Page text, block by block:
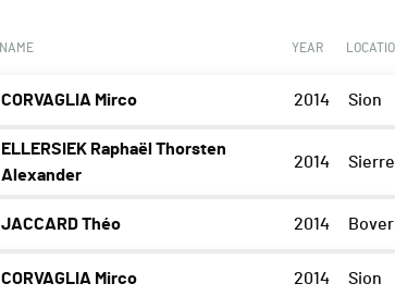
NAME YEAR
CORVAGLIA Mirco 2014 Sion
ELLERSIEK Raphaël Thorsten
Alexander
2014 Sierre
JACCARD Théo 2014
CORVAGLIA Mirco 2014 Sion